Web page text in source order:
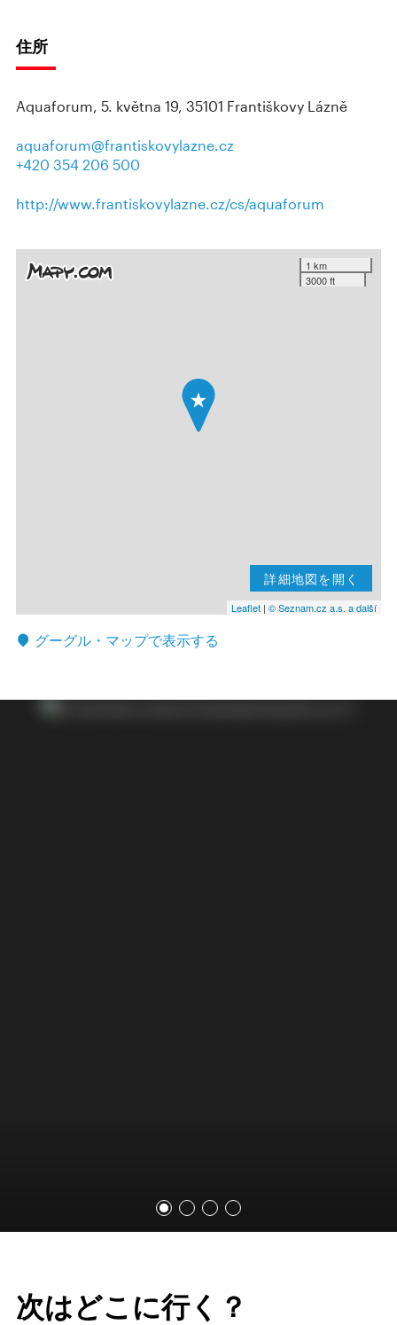
住所
Aquaforum, 5. května 19, 35101 Františkovy Lázně
aquaforum@frantiskovylazne.cz
+420 354 206 500
http://www.frantiskovylazne.cz/cs/aquaforum
1 km
3000 ft
詳細地図を開く
Leaflet | © Seznam.cz a.s. a další
グーグル・マップで表示する
次はどこに行く？